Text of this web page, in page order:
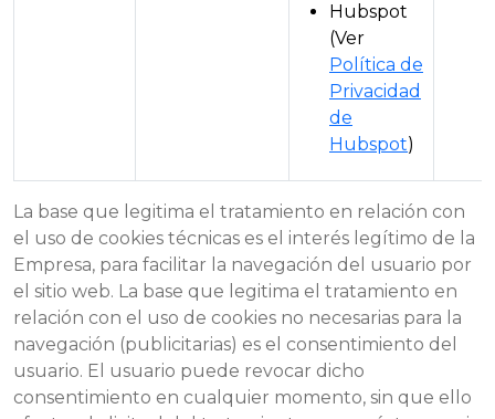
Hubspot
(Ver
Política de
Privacidad
de
Hubspot)
La base que legitima el tratamiento en relación con
el uso de cookies técnicas es el interés legítimo de la
Empresa, para facilitar la navegación del usuario por
el sitio web. La base que legitima el tratamiento en
relación con el uso de cookies no necesarias para la
navegación (publicitarias) es el consentimiento del
usuario. El usuario puede revocar dicho
consentimiento en cualquier momento, sin que ello